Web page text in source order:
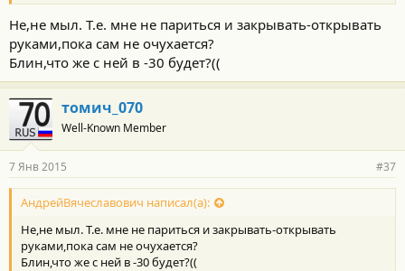
Не,не мыл. Т.е. мне не париться и закрывать-открывать
руками,пока сам не очухается?
Блин,что же с ней в -30 будет?((
томич_070
Well-Known Member
7 Янв 2015 #37
АндрейВячеславович написал(а):
Не,не мыл. Т.е. мне не париться и закрывать-открывать
руками,пока сам не очухается?
Блин,что же с ней в -30 будет?((